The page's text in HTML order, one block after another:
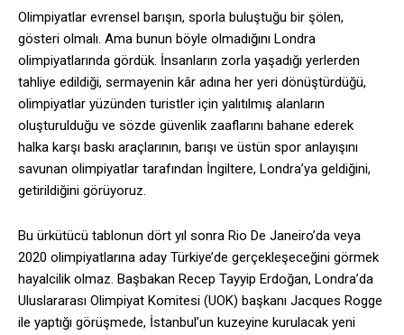
Olimpiyatlar evrensel barışın, sporla buluştuğu bir şölen,
gösteri olmalı. Ama bunun böyle olmadığını Londra
olimpiyatlarında gördük. İnsanların zorla yaşadığı yerlerden
tahliye edildiği, sermayenin kâr adına her yeri dönüştürdüğü,
olimpiyatlar yüzünden turistler için yalıtılmış alanların
oluşturulduğu ve sözde güvenlik zaaflarını bahane ederek
halka karşı baskı araçlarının, barışı ve üstün spor anlayışını
savunan olimpiyatlar tarafından İngiltere, Londra’ya geldiğini,
getirildiğini görüyoruz.
Bu ürkütücü tablonun dört yıl sonra Rio De Janeiro’da veya
2020 olimpiyatlarına aday Türkiye’de gerçekleşeceğini görmek
hayalcilik olmaz. Başbakan Recep Tayyip Erdoğan, Londra’da
Uluslararası Olimpiyat Komitesi (UOK) başkanı Jacques Rogge
ile yaptığı görüşmede, İstanbul’un kuzeyine kurulacak yeni